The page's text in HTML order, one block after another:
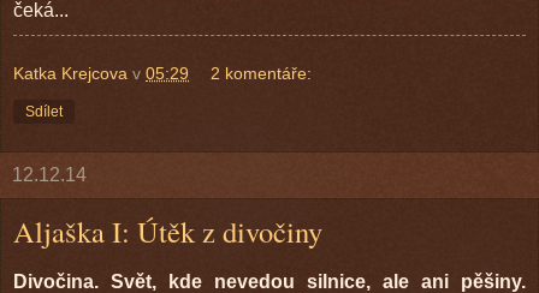
čeká...
Katka Krejcova v 05:29 2 komentáře:
Sdílet
12.12.14
Aljaška I: Útěk z divočiny
Divočina. Svět, kde nevedou silnice, ale ani pěšiny.